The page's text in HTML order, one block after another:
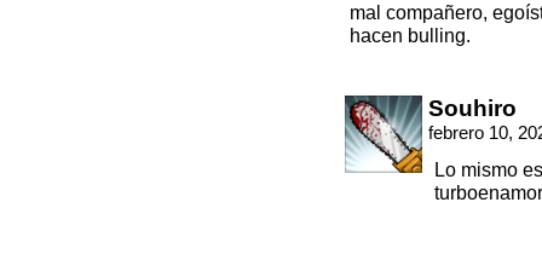
mal compañero,
hacen bulling.
Souhiro
febrero 10,
Lo mismo